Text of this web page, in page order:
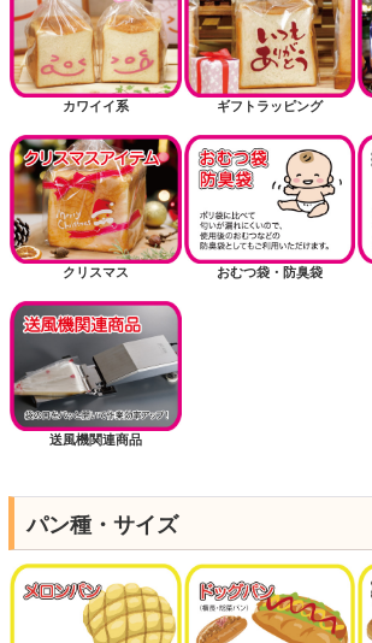
カワイイ系 ギフトラッピング
クリスマス おむつ袋・防臭袋
送風機関連商品
パン種・サイズ